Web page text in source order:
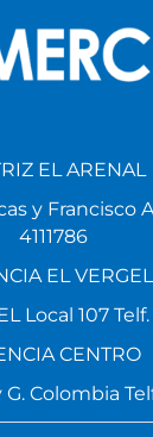
EL ARENAL
y Francisco
4111786
EL VERGEL
Local 107
CENTRO
Colombia